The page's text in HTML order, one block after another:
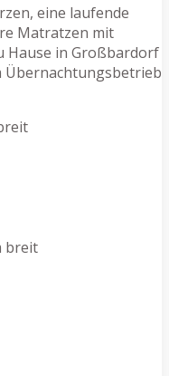
eine laufende
Matratzen mit
Hause in Großbardorf
Übernachtungsbetrieb